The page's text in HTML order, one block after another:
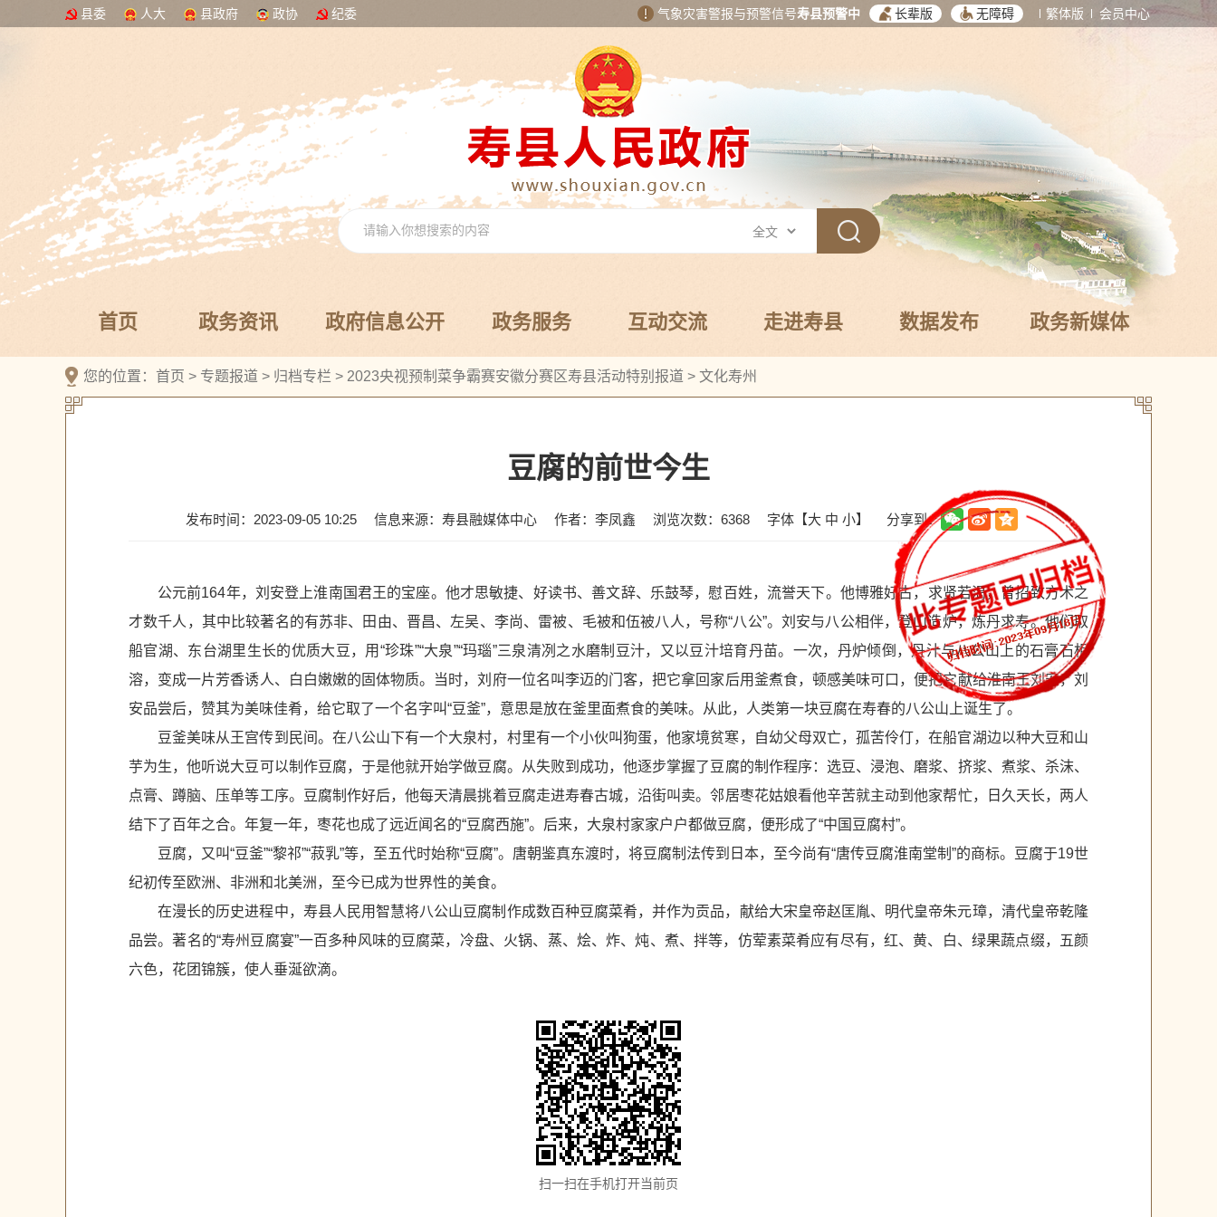
县委 人大 县政府 政协 纪委 气象灾害警报与预警信号寿县预警中 长辈版 无障碍 繁体版 会员中心
首页 政务资讯 政府信息公开 政务服务 互动交流 走进寿县 数据发布 政务新媒体
您的位置： 首页 > 专题报道 > 归档专栏 > 2023央视预制菜争霸赛安徽分赛区寿县活动特别报道 > 文化寿州
豆腐的前世今生
发布时间：2023-09-05 10:25 信息来源：寿县融媒体中心 作者：李凤鑫 浏览次数： 6368 字体【大 中 小】 分享到：
公元前164年，刘安登上淮南国君王的宝座。他才思敏捷、好读书、善文辞、乐鼓琴，慰百姓，流誉天下。他博雅好古，求贤若渴，曾招致方术之
才数千人，其中比较著名的有苏非、田由、晋昌、左吴、李尚、雷被、毛被和伍被八人，号称“八公”。刘安与八公相伴，登山造炉，炼丹求寿。他们取
船官湖、东台湖里生长的优质大豆，用“珍珠”“大泉”“玛瑙”三泉清冽之水磨制豆汁，又以豆汁培育丹苗。一次，丹炉倾倒，丹汁与八公山上的石膏石相
溶，变成一片芳香诱人、白白嫩嫩的固体物质。当时，刘府一位名叫李迈的门客，把它拿回家后用釜煮食，顿感美味可口，便把它献给淮南王刘安，刘
安品尝后，赞其为美味佳肴，给它取了一个名字叫“豆釜”，意思是放在釜里面煮食的美味。从此，人类第一块豆腐在寿春的八公山上诞生了。
豆釜美味从王宫传到民间。在八公山下有一个大泉村，村里有一个小伙叫狗蛋，他家境贫寒，自幼父母双亡，孤苦伶仃，在船官湖边以种大豆和山
芋为生，他听说大豆可以制作豆腐，于是他就开始学做豆腐。从失败到成功，他逐步掌握了豆腐的制作程序：选豆、浸泡、磨浆、挤浆、煮浆、杀沫、
点膏、蹲脑、压单等工序。豆腐制作好后，他每天清晨挑着豆腐走进寿春古城，沿街叫卖。邻居枣花姑娘看他辛苦就主动到他家帮忙，日久天长，两人
结下了百年之合。年复一年，枣花也成了远近闻名的“豆腐西施”。后来，大泉村家家户户都做豆腐，便形成了“中国豆腐村”。
豆腐，又叫“豆釜”“黎祁”“菽乳”等，至五代时始称“豆腐”。唐朝鉴真东渡时，将豆腐制法传到日本，至今尚有“唐传豆腐淮南堂制”的商标。豆腐于19世
纪初传至欧洲、非洲和北美洲，至今已成为世界性的美食。
在漫长的历史进程中，寿县人民用智慧将八公山豆腐制作成数百种豆腐菜肴，并作为贡品，献给大宋皇帝赵匡胤、明代皇帝朱元璋，清代皇帝乾隆
品尝。著名的“寿州豆腐宴”一百多种风味的豆腐菜，冷盘、火锅、蒸、烩、炸、炖、煮、拌等，仿荤素菜肴应有尽有，红、黄、白、绿果蔬点缀，五颜
六色，花团锦簇，使人垂涎欲滴。
扫一扫在手机打开当前页